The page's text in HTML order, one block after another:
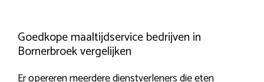
Goedkope maaltijdservice bedrijven in
Bornerbroek vergelijken